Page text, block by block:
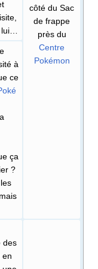
lui…
côté du Sac
de frappe
près du
Centre
Pokémon
à
ce
ça
?
des
en